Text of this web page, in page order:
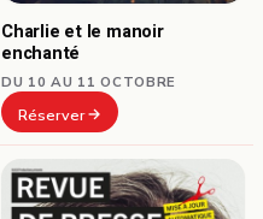
Charlie et le manoir
enchanté
DU 10 AU 11 OCTOBRE
Réserver